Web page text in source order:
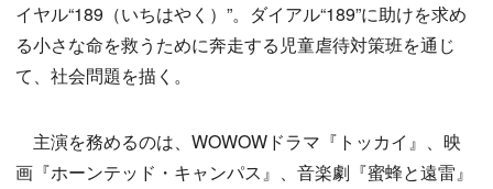
イヤル“189（いちはやく）”。ダイアル“189”に助けを求め
る小さな命を救うために奔走する児童虐待対策班を通じ
て、社会問題を描く。
主演を務めるのは、WOWOWドラマ『トッカイ』、映
画『ホーンテッド・キャンパス』、音楽劇『蜜蜂と遠雷』